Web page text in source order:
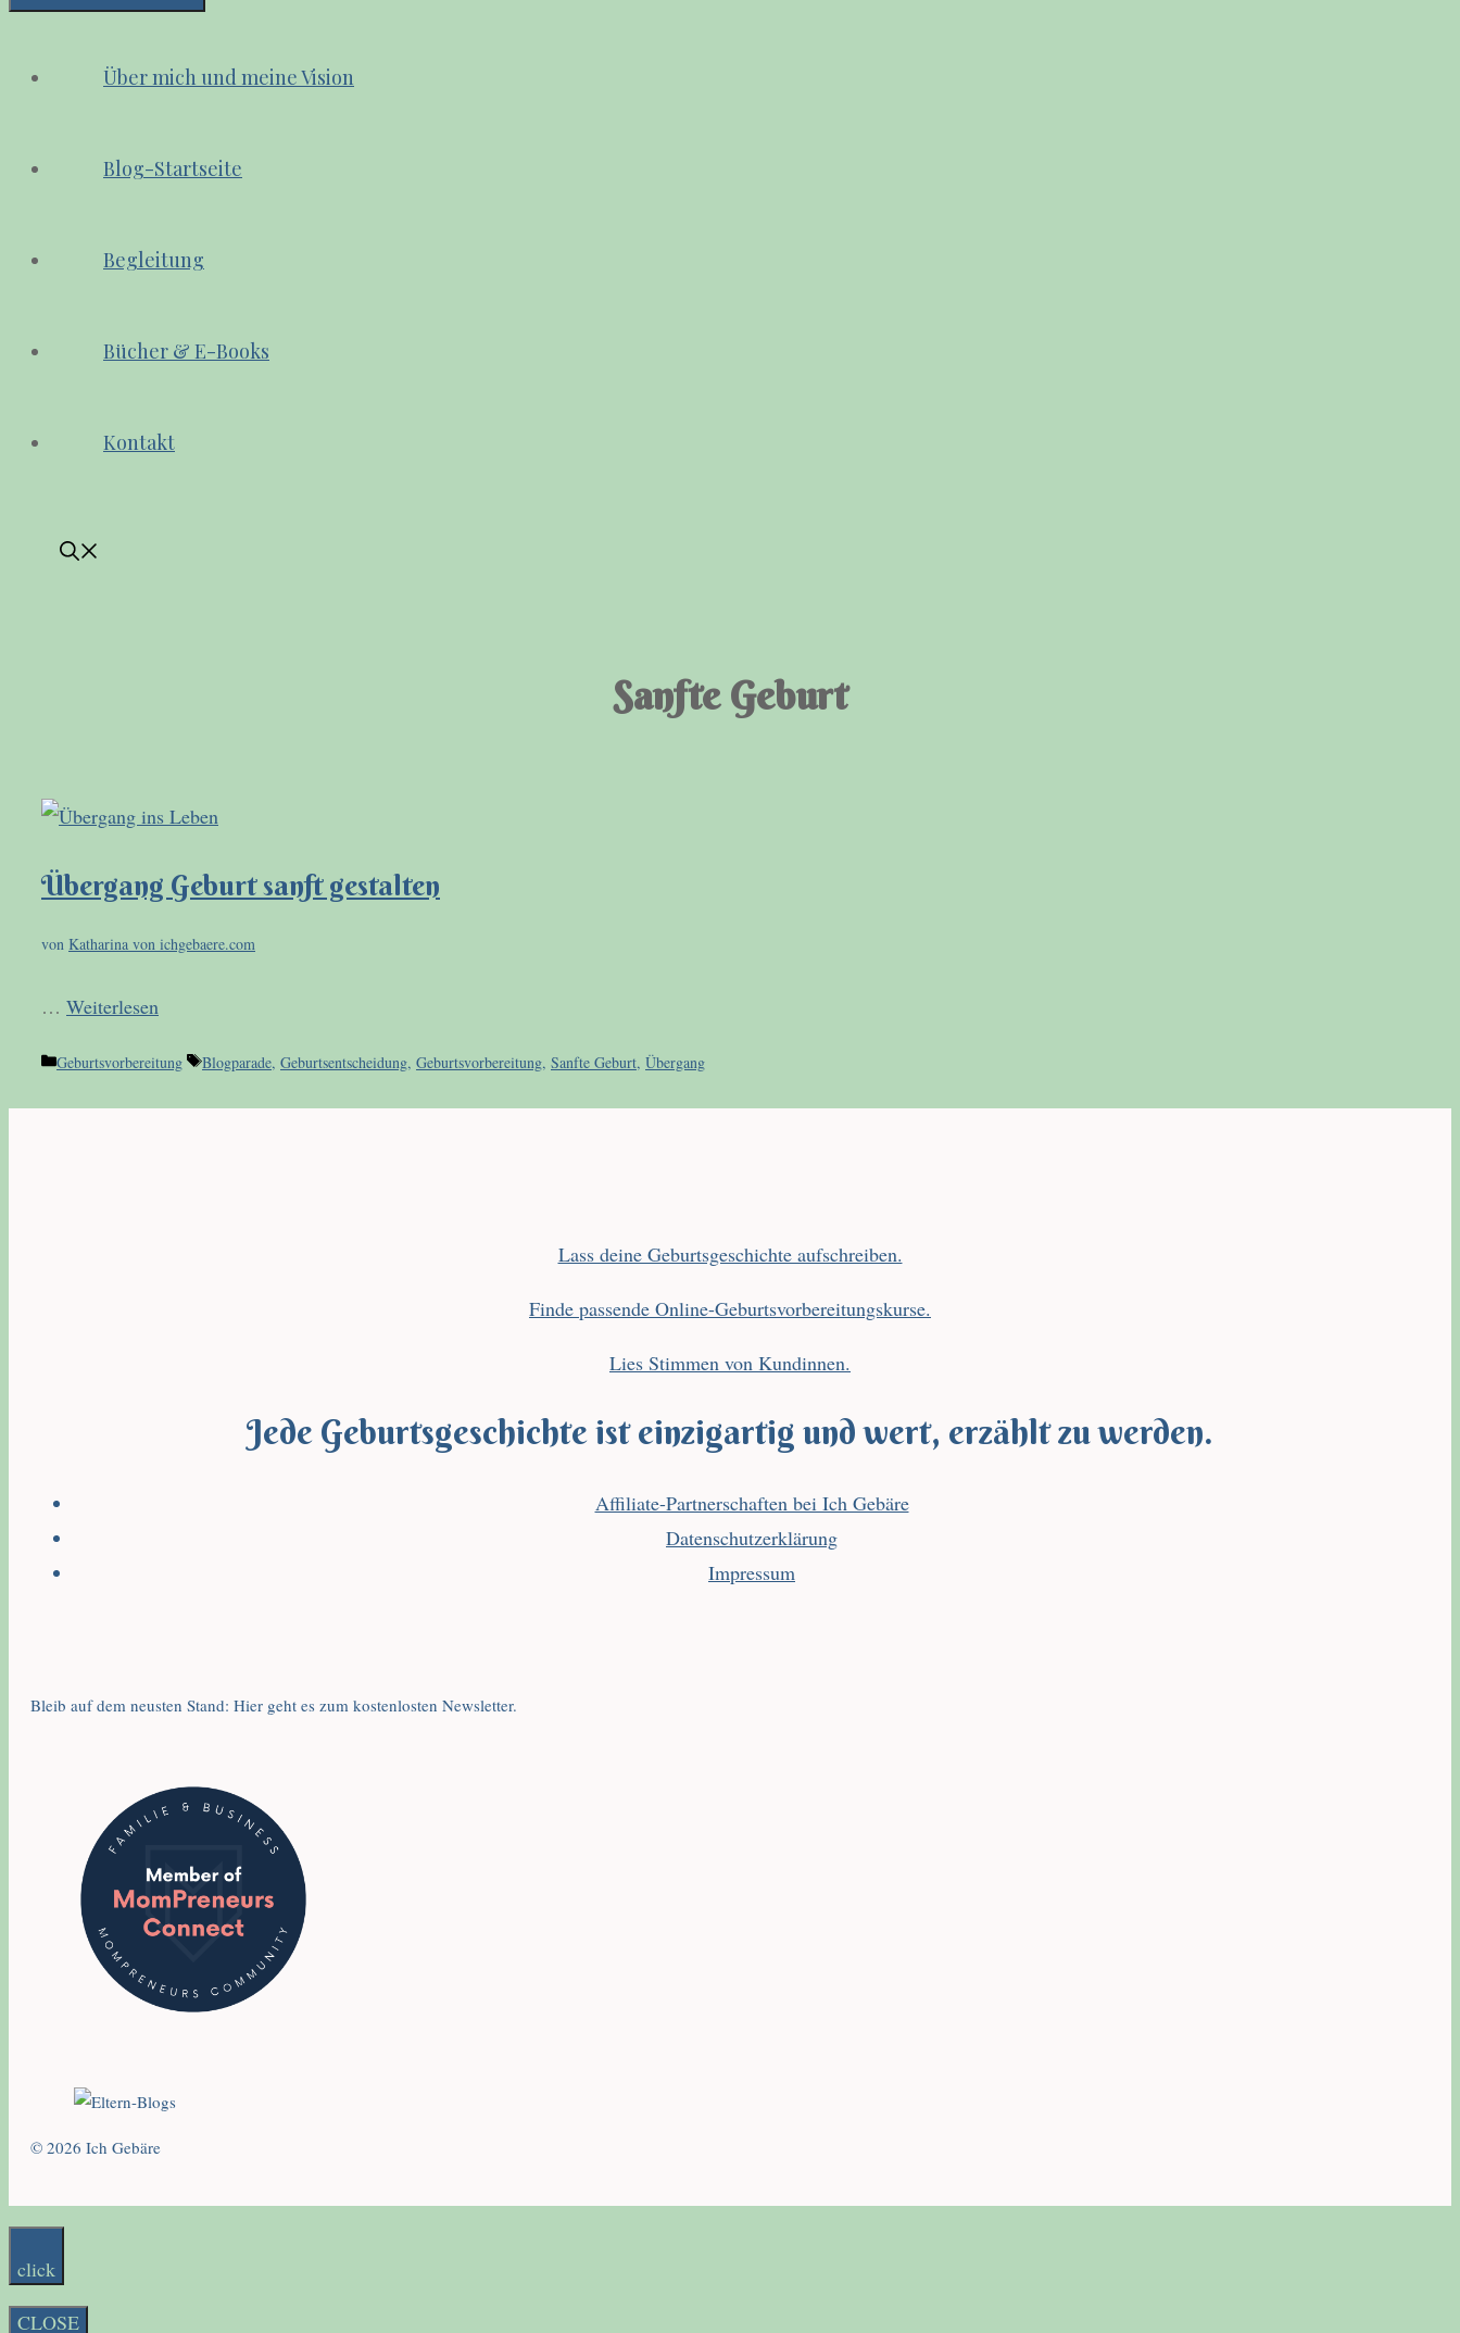
Über mich und meine Vision
Blog-Startseite
Begleitung
Bücher & E-Books
Kontakt
Sanfte Geburt
Übergang Geburt sanft gestalten
von Katharina von ichgebaere.com
… Weiterlesen
Kategorien
Geburtsvorbereitung Schlagwörter
Blogparade, Geburtsentscheidung, Geburtsvorbereitung, Sanfte Geburt, Übergang
Lass deine Geburtsgeschichte aufschreiben.
Finde passende Online-Geburtsvorbereitungskurse.
Lies Stimmen von Kundinnen.
Jede Geburtsgeschichte ist einzigartig und wert, erzählt zu werden.
Affiliate-Partnerschaften bei Ich Gebäre
Datenschutzerklärung
Impressum
Bleib auf dem neusten Stand: Hier geht es zum kostenlosten Newsletter.
© 2026 Ich Gebäre
click
CLOSE